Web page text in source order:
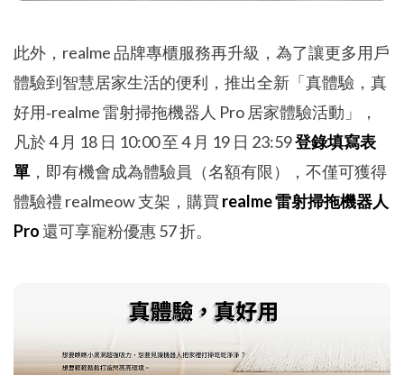
此外，realme 品牌專櫃服務再升級，為了讓更多用戶
體驗到智慧居家生活的便利，推出全新「真體驗，真
好用‐realme 雷射掃拖機器人 Pro 居家體驗活動」，
凡於 4 月 18 日 10:00 至 4 月 19 日 23:59登錄填寫表
單 ，即有機會成為體驗員（名額有限），不僅可獲得
體驗禮 realmeow 支架，購買 realme 雷射掃拖機器人
Pro還可享寵粉優惠 57 折。